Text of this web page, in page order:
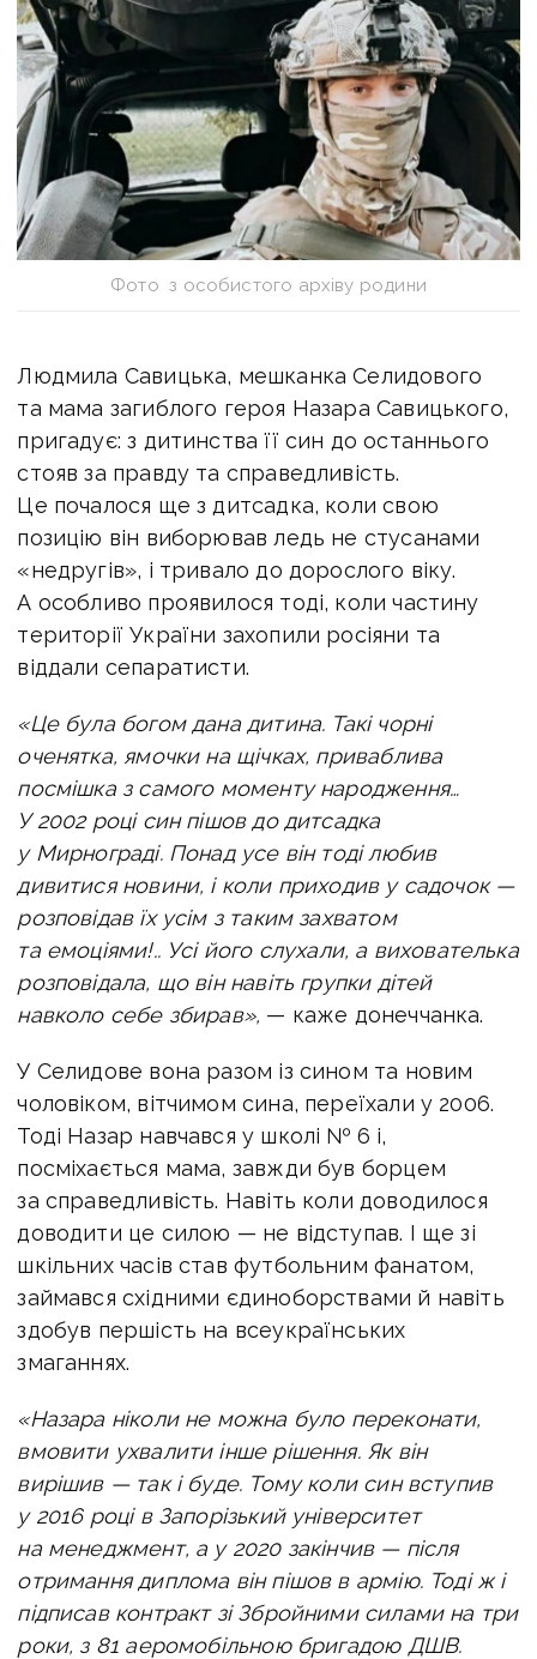
Фото з особистого архіву родини
Людмила Савицька, мешканка Селидового
та мама загиблого героя Назара Савицького,
пригадує: з дитинства її син до останнього
стояв за правду та справедливість.
Це почалося ще з дитсадка, коли свою
позицію він виборював ледь не стусанами
«недругів», і тривало до дорослого віку.
А особливо проявилося тоді, коли частину
території України захопили росіяни та
віддали сепаратисти.
«Це була богом дана дитина. Такі чорні
оченятка, ямочки на щічках, приваблива
посмішка з самого моменту народження…
У 2002 році син пішов до дитсадка
у Мирнограді. Понад усе він тоді любив
дивитися новини, і коли приходив у садочок —
розповідав їх усім з таким захватом
та емоціями!.. Усі його слухали, а вихователька
розповідала, що він навіть групки дітей
навколо себе збирав», — каже донеччанка.
У Селидове вона разом із сином та новим
чоловіком, вітчимом сина, переїхали у 2006.
Тоді Назар навчався у школі № 6 і,
посміхається мама, завжди був борцем
за справедливість. Навіть коли доводилося
доводити це силою — не відступав. І ще зі
шкільних часів став футбольним фанатом,
займався східними єдиноборствами й навіть
здобув першість на всеукраїнських
змаганнях.
«Назара ніколи не можна було переконати,
вмовити ухвалити інше рішення. Як він
вирішив — так і буде. Тому коли син вступив
у 2016 році в Запорізький університет
на менеджмент, а у 2020 закінчив — після
отримання диплома він пішов в армію. Тоді ж і
підписав контракт зі Збройними силами на три
роки, з 81 аеромобільною бригадою ДШВ.